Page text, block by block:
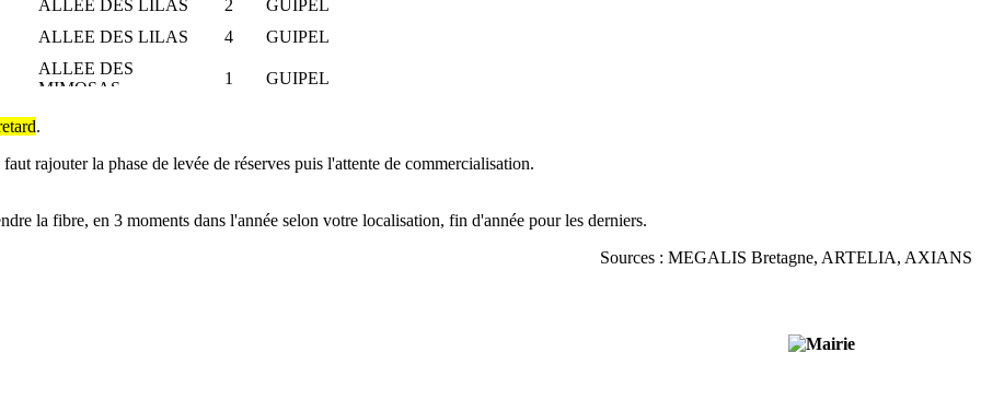
ALLEE DES LILAS
2
GUIPEL
ALLEE DES LILAS
4
GUIPEL
ALLEE DES
MIMOSAS
1 GUIPEL
MIMOSAS
ALLEE DES
GUIPEL
ALLEE DES
7 GUIPEL
.
rajouter la phase de levée de réserves puis l'attente de commercialisation.
la fibre, en 3 moments dans l'année selon votre localisation, fin d'année pour les derniers.
Sources : MEGALIS Bretagne, ARTELIA, AXIANS